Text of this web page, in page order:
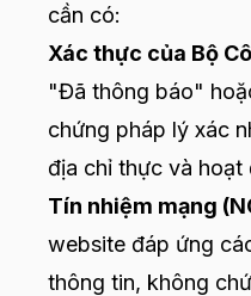
cần có:
Xác thực của Bộ
"Đã thông báo"
chứng pháp lý xác
địa chỉ thực và hoạt
Tín nhiệm mạng
website đáp ứng
thông tin, không